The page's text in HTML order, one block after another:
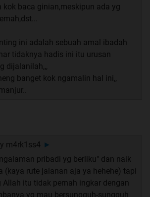
mengajarkan kebaikan kepada kita
ikhwan kita
kok baca ginian,meskipun ada yg
ini adalah sebuah amal ibadah
tidaknya hadis ini itu urusan
dijalanilah,,,
banget kok ngamalin hal ini,,
m4rk1ss4 ►
pribadi yg berliku" dan naik
(kaya rute jalanan aja ya hehehe) tapi
Allah itu tidak pernah ingkar dengan
yg mau bersungguh-sungguh